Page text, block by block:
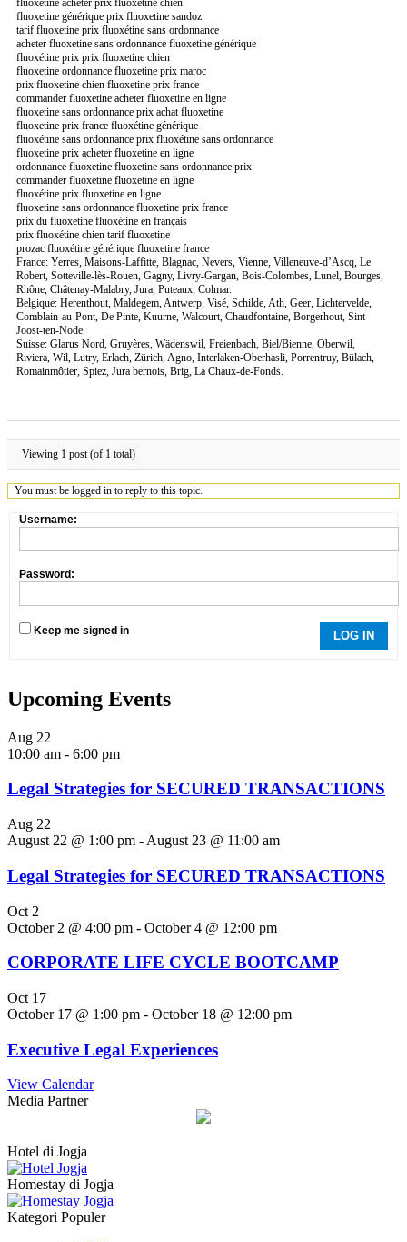
fluoxétine acheter prix fluoxétine chien
fluoxetine générique prix fluoxetine sandoz
tarif fluoxetine prix fluoxétine sans ordonnance
acheter fluoxetine sans ordonnance fluoxetine générique
fluoxétine prix prix fluoxetine chien
fluoxetine ordonnance fluoxetine prix maroc
prix fluoxetine chien fluoxetine prix france
commander fluoxetine acheter fluoxetine en ligne
fluoxetine sans ordonnance prix achat fluoxetine
fluoxetine prix france fluoxétine générique
fluoxétine sans ordonnance prix fluoxétine sans ordonnance
fluoxetine prix acheter fluoxetine en ligne
ordonnance fluoxetine fluoxetine sans ordonnance prix
commander fluoxetine fluoxetine en ligne
fluoxétine prix fluoxetine en ligne
fluoxetine sans ordonnance fluoxetine prix france
prix du fluoxetine fluoxétine en français
prix fluoxétine chien tarif fluoxetine
prozac fluoxétine générique fluoxetine france
France: Yerres, Maisons-Laffitte, Blagnac, Nevers, Vienne, Villeneuve-d’Ascq, Le
Robert, Sotteville-lès-Rouen, Gagny, Livry-Gargan, Bois-Colombes, Lunel, Bourges,
Rhône, Châtenay-Malabry, Jura, Puteaux, Colmar.
Belgique: Herenthout, Maldegem, Antwerp, Visé, Schilde, Ath, Geer, Lichtervelde,
Comblain-au-Pont, De Pinte, Kuurne, Walcourt, Chaudfontaine, Borgerhout, Sint-
Joost-ten-Node.
Suisse: Glarus Nord, Gruyères, Wädenswil, Freienbach, Biel/Bienne, Oberwil,
Riviera, Wil, Lutry, Erlach, Zürich, Agno, Interlaken-Oberhasli, Porrentruy, Bülach,
Romainmôtier, Spiez, Jura bernois, Brig, La Chaux-de-Fonds.
Viewing 1 post (of 1 total)
You must be logged in to reply to this topic.
Username:
Password:
Keep me signed in LOG IN
Upcoming Events
Aug 22
10:00 am - 6:00 pm
Legal Strategies for SECURED TRANSACTIONS
Aug 22
August 22 @ 1:00 pm - August 23 @ 11:00 am
Legal Strategies for SECURED TRANSACTIONS
Oct 2
October 2 @ 4:00 pm - October 4 @ 12:00 pm
CORPORATE LIFE CYCLE BOOTCAMP
Oct 17
October 17 @ 1:00 pm - October 18 @ 12:00 pm
Executive Legal Experiences
View Calendar
Media Partner
Hotel di Jogja
Homestay di Jogja
Kategori Populer